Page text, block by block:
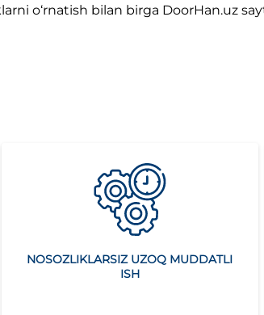
o‘rnatish bilan birga DoorHan.uz
NOSOZLIKLARSIZ UZOQ MUDDATLI
ISH